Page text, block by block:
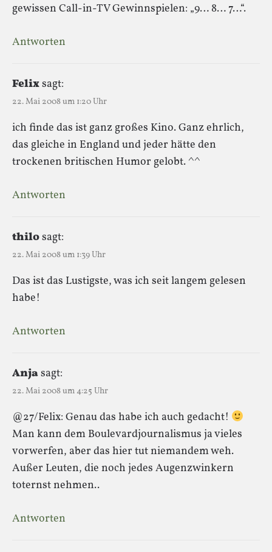
gewissen Call-in-TV Gewinnspielen: „9… 8… 7…“.
Antworten
Felixsagt:
22. Mai 2008 um 1:20 Uhr
ich finde das ist ganz großes Kino. Ganz ehrlich,
das gleiche in England und jeder hätte den
trockenen britischen Humor gelobt. ^^
Antworten
thilosagt:
22. Mai 2008 um 1:39 Uhr
Das ist das Lustigste, was ich seit langem gelesen
habe!
Antworten
Anjasagt:
22. Mai 2008 um 4:25 Uhr
@27/Felix: Genau das habe ich auch gedacht!
Man kann dem Boulevardjournalismus ja vieles
vorwerfen, aber das hier tut niemandem weh.
Außer Leuten, die noch jedes Augenzwinkern
toternst nehmen..
Antworten